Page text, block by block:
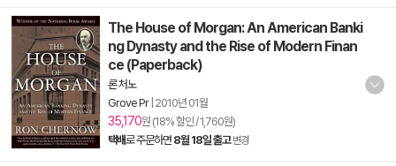
The House of Morgan: An American Banki
ng Dynasty and the Rise of Modern Finan
ce (Paperback)
론 처노
Grove Pr 2010년 01월
35,170원 (18% 할인 / 1,760원)
택배로 주문하면 8월 18일 출고 변경